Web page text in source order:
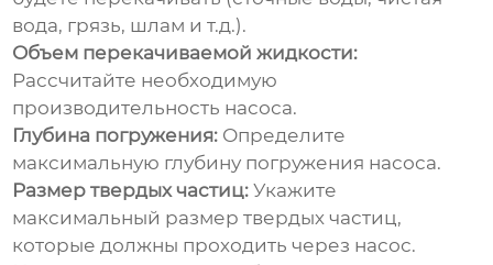
вода, грязь, шлам и т.д.).
Объем перекачиваемой жидкости:
Рассчитайте необходимую
производительность насоса.
Глубина погружения: Определите
максимальную глубину погружения насоса.
Размер твердых частиц: Укажите
максимальный размер твердых частиц,
которые должны проходить через насос.